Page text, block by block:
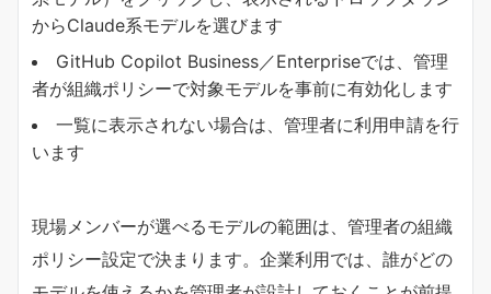
からClaude系モデルを選びます
GitHub Copilot Business／Enterpriseでは、管理
者が組織ポリシーで対象モデルを事前に有効化します
一覧に表示されない場合は、管理者に利用申請を行
います
現場メンバーが選べるモデルの範囲は、管理者の組織
ポリシー設定で決まります。企業利用では、誰がどの